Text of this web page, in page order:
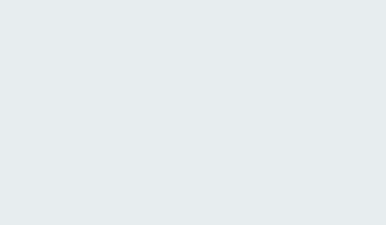
Horario: domingo de 07:30 a 21:00,